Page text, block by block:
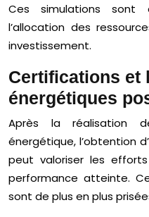
Ces simulations sont
l’allocation des
investissement.
Certifications et
énergétiques
Après la réalisation
énergétique, l’obtention
peut valoriser les
performance atteinte.
sont de plus en plus